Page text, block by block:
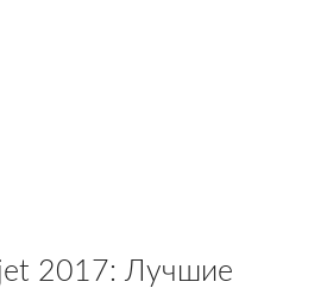
2017: Лучшие